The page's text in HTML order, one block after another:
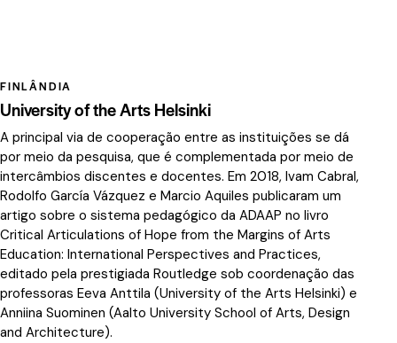
FINLÂNDIA
University of the Arts Helsinki
A principal via de cooperação entre as instituições se dá
por meio da pesquisa, que é complementada por meio de
intercâmbios discentes e docentes. Em 2018, Ivam Cabral,
Rodolfo García Vázquez e Marcio Aquiles publicaram um
artigo sobre o sistema pedagógico da ADAAP no livro
Critical Articulations of Hope from the Margins of Arts
Education: International Perspectives and Practices,
editado pela prestigiada Routledge sob coordenação das
professoras Eeva Anttila (University of the Arts Helsinki) e
Anniina Suominen (Aalto University School of Arts, Design
and Architecture).